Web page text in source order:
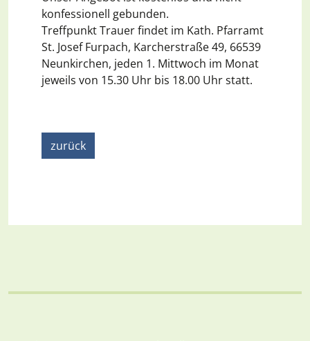
konfessionell gebunden.
Treffpunkt Trauer findet im Kath. Pfarramt
St. Josef Furpach, Karcherstraße 49, 66539
Neunkirchen, jeden 1. Mittwoch im Monat
jeweils von 15.30 Uhr bis 18.00 Uhr statt.
zurück